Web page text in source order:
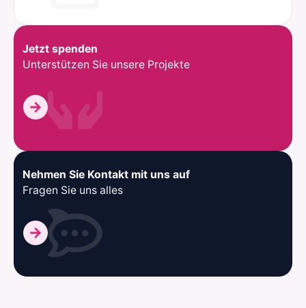
Jetzt spenden
Unterstützen Sie unsere Projekte
Nehmen Sie Kontakt mit uns auf
Fragen Sie uns alles